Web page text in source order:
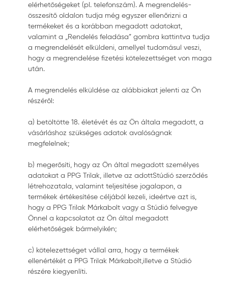
elérhetőségeket (pl. telefonszám). A megrendelés-
összesítő oldalon tudja még egyszer ellenőrizni a
termékeket és a korábban megadott adatokat,
valamint a „Rendelés feladása” gombra kattintva tudja
a megrendelését elküldeni, amellyel tudomásul veszi,
hogy a megrendelése fizetési kötelezettséget von maga
után.
A megrendelés elküldése az alábbiakat jelenti az Ön
részéről:
a) betöltötte 18. életévét és az Ön általa megadott, a
vásárláshoz szükséges adatok avalóságnak
megfelelnek;
b) megerősíti, hogy az Ön által megadott személyes
adatokat a PPG Trilak, illetve az adottStúdió szerződés
létrehozatala, valamint teljesítése jogalapon, a
termékek értékesítése céljából kezeli, ideértve azt is,
hogy a PPG Trilak Márkabolt vagy a Stúdió felvegye
Önnel a kapcsolatot az Ön által megadott
elérhetőségek bármelyikén;
c) kötelezettséget vállal arra, hogy a termékek
ellenértékét a PPG Trilak Márkabolt,illetve a Stúdió
részére kiegyenlíti.